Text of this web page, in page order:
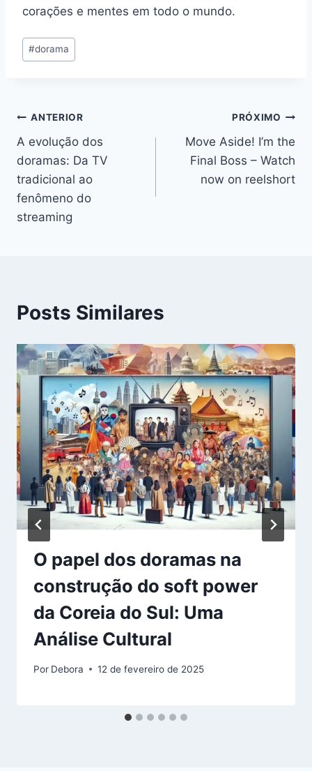
corações e mentes em todo o mundo.
Tags
do
#dorama
Navegação
de
Post
ANTERIOR
A evolução dos
doramas: Da TV
tradicional ao
fenômeno do
streaming
PRÓXIMO
Move Aside! I’m the
Final Boss – Watch
now on reelshort
Posts Similares
O papel dos doramas na
construção do soft power
da Coreia do Sul: Uma
Análise Cultural
Por Debora 12 de fevereiro de 2025